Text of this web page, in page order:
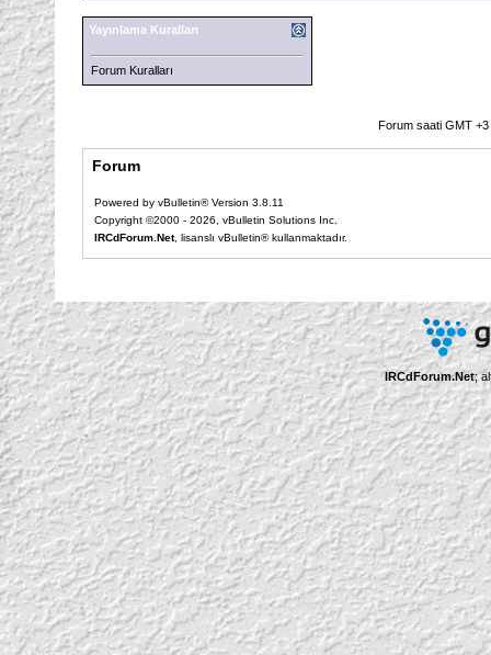
Yayınlama Kuralları
Forum Kuralları
Forum saati GMT
Forum
Powered by vBulletin® Version 3.8.11
Copyright ©2000 - 2026, vBulletin Solutions Inc.
IRCdForum.Net, lisanslı vBulletin® kullanmaktadır.
IRCdForum.Net;